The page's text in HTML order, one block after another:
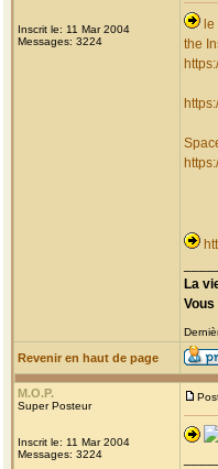
Inscrit le: 11 Mar 2004
Messages: 3224
the
La
Revenir en haut de page
M.O.P.
Super Posteur
Inscrit le: 11 Mar 2004
Messages: 3224